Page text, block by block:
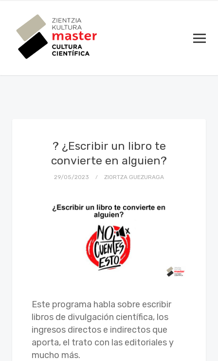
? ¿Escribir un libro te
convierte en alguien?
29/05/2023 ZIORTZA GUEZURAGA
Este programa habla sobre escribir
libros de divulgación científica, los
ingresos directos e indirectos que
aporta, el trato con las editoriales y
mucho más.